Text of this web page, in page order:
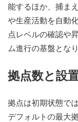
能するほか、捕ま
や生産活動を自動
点レベルの確認や
ム進行の基盤となり
拠点数と設
拠点は初期状態で
デフォルトの最大